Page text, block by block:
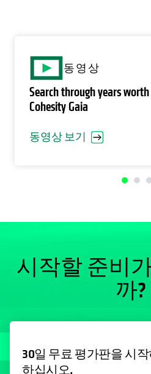
동영상
Search through years
Cohesity Gaia
동영상 보기
시작할 준비
까?
30일 무료 평가판을 시
하십시오.